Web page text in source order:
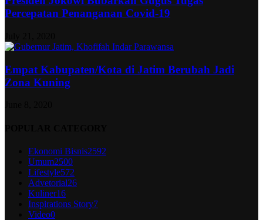
Percepatan Penanganan Covid-19
Empat Kabupaten/Kota di Jatim Berubah Jadi
Zona Kuning
Ekonomi Bisnis2592
Umum2500
Lifestyle572
Advetorial26
Kuliner16
Inspirations Story7
Video0